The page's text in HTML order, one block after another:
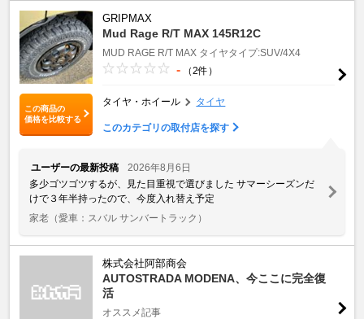
この商品の
価格を比較する
GRIPMAX
Mud Rage R/T MAX 145R12C
MUD RAGE R/T MAX タイヤタイプ:SUV/4X4
- （2件）
タイヤ・ホイール タイヤ
このカテゴリの取付店を探す
ユーザーの最新投稿
2026年8月6日
多少ゴツゴツするが、見た目重視で選びました サマーシーズンだ
けで３年半持ったので、今度入れ替え予定
家老 （愛車：スバル サンバートラック）
株式会社阿部商会
AUTOSTRADA MODENA、今ここに完全復
活
オススメ記事